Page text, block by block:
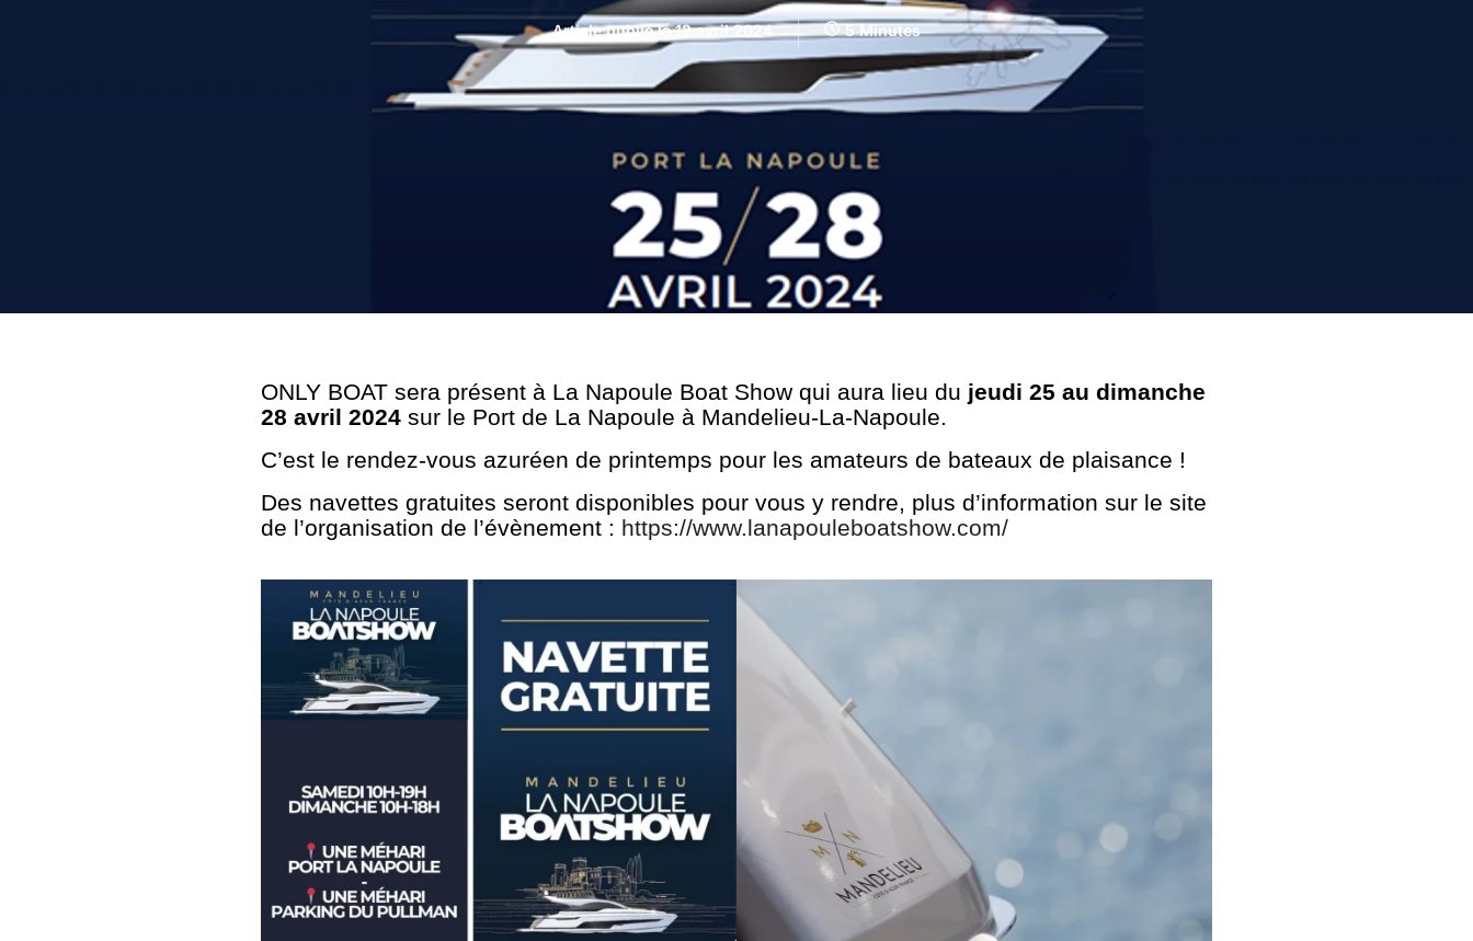
Article publié le12 avril 2024 5 Minutes
ONLY BOAT sera présent à La Napoule Boat Show qui aura lieu du jeudi 25 au dimanche
28 avril 2024 sur le Port de La Napoule à Mandelieu-La-Napoule.
C’est le rendez-vous azuréen de printemps pour les amateurs de bateaux de plaisance !
Des navettes gratuites seront disponibles pour vous y rendre, plus d’information sur le site
de l’organisation de l’évènement : https://www.lanapouleboatshow.com/